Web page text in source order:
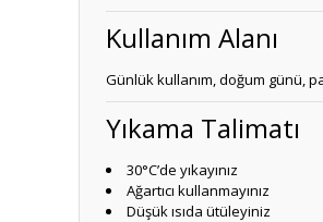
Kullanım Alanı
Günlük kullanım, doğum günü,
Yıkama Talimatı
30°C’de yıkayınız
Ağartıcı kullanmayınız
Düşük ısıda ütüleyiniz